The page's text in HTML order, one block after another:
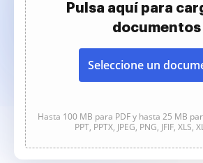
Pulsa aquí para
documentos
Seleccione un
Hasta 100 MB para PDF y hasta 25 MB
PPT, PPTX, JPEG, PNG, JFIF, XLS,